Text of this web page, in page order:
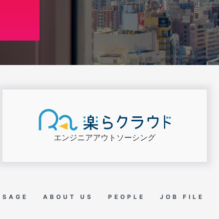
エンジニアアウトソーシング
ABOUT US PEOPLE JOB FILE